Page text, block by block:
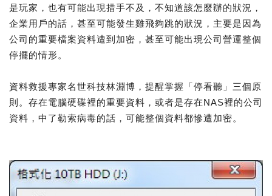
是玩家，也有可能出現措手不及，不知道該怎麼辦的狀況，
企業用戶的話，甚至可能發生雞飛夠跳的狀況，主要是因為
公司的重要檔案資料遭到加密，甚至可能出現公司營運整個
停擺的情形。
資料救援專家名世科技林淵博，提醒掌握「停看聽」三個原
則。存在電腦硬碟裡的重要資料，或者是存在NAS裡的公司
資料，中了勒索病毒的話，可能整個資料都慘遭加密。